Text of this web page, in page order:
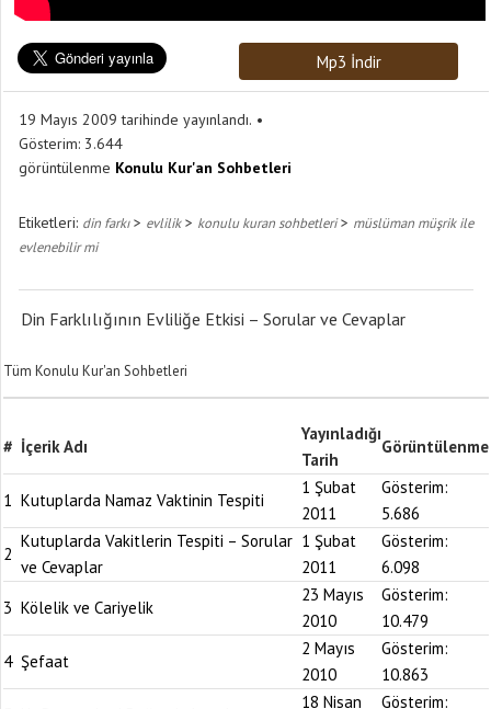
Mp3 İndir
19 Mayıs 2009 tarihinde yayınlandı.
Gösterim: 3.644
görüntülenme Konulu Kur'an Sohbetleri
Etiketleri: din farkı> evlilik> konulu kuran sohbetleri> müslüman müşrik ile
evlenebilir mi
Din Farklılığının Evliliğe Etkisi – Sorular ve Cevaplar
Tüm Konulu Kur'an Sohbetleri
# İçerik Adı
Yayınladığı
Tarih
Görüntülenme
1 Kutuplarda Namaz Vaktinin Tespiti
1 Şubat
2011
Gösterim:
5.686
2
Kutuplarda Vakitlerin Tespiti – Sorular
ve Cevaplar
1 Şubat
2011
Gösterim:
6.098
3 Kölelik ve Cariyelik
23 Mayıs
2010
Gösterim:
10.479
4 Şefaat
2 Mayıs
2010
Gösterim:
10.863
18 Nisan
Gösterim: